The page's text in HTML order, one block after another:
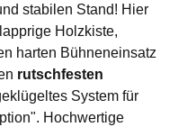
stabilen Stand! Hier
Holzkiste,
harten Bühneneinsatz
rutschfesten
System für
Hochwertige